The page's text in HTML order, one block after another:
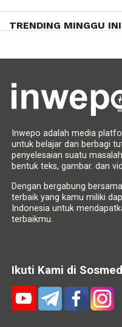
TRENDING MINGGU INI
Inwepo adalah media
untuk belajar dan berbagi
penyelesaian suatu
bentuk teks, gambar. dan
Dengan bergabung
terbaik yang kamu miliki
Indonesia untuk
terbaikmu.
Ikuti Kami di Sosmed